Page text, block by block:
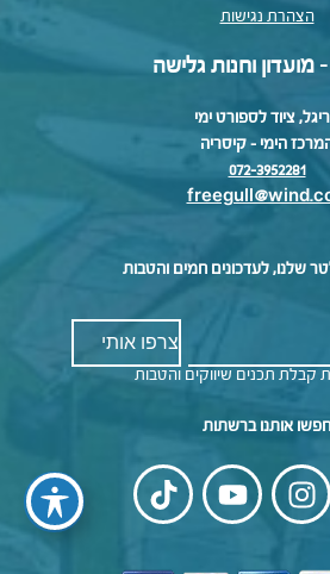
הצהרת נגישות
מועדון וחנות גלישה
ציוד לספורט ימי
הימי – קיסריה
072-3952281
שלנו, לעדכונים חמים והטבות
קבלת תכנים שיווקים והטבות
חפשו אותנו ברשתות